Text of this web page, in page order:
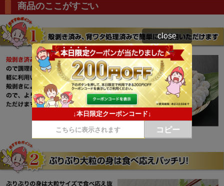
商品のここがすごい
close